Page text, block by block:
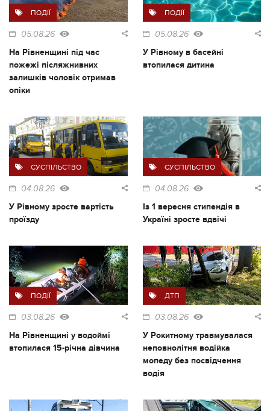
ПОДІЇ
05.08.26
На Рівненщині під час
пожежі післяжнивних
залишків чоловік отримав
опіки
ПОДІЇ
05.08.26
У Рівному в басейні
втопилася дитина
СУСПІЛЬСТВО
04.08.26
У Рівному зросте вартість
проїзду
СУСПІЛЬСТВО
04.08.26
Із 1 вересня стипендія в
Україні зросте вдвічі
ПОДІЇ
03.08.26
На Рівненщині у водоймі
втопилася 15-річна дівчина
ДТП
03.08.26
У Рокитному травмувалася
неповнолітня водійка
мопеду без посвідчення
водія